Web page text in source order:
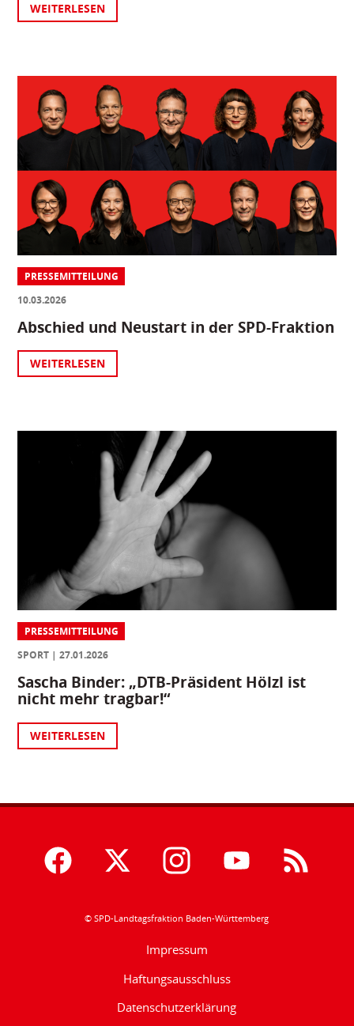
WEITERLESEN
PRESSEMITTEILUNG
10.03.2026
Abschied und Neustart in der SPD-Fraktion
WEITERLESEN
PRESSEMITTEILUNG
SPORT
27.01.2026
Sascha Binder: „DTB-Präsident Hölzl ist
nicht mehr tragbar!“
WEITERLESEN
© SPD-Landtagsfraktion Baden-Württemberg
Impressum
Haftungsausschluss
Datenschutzerklärung